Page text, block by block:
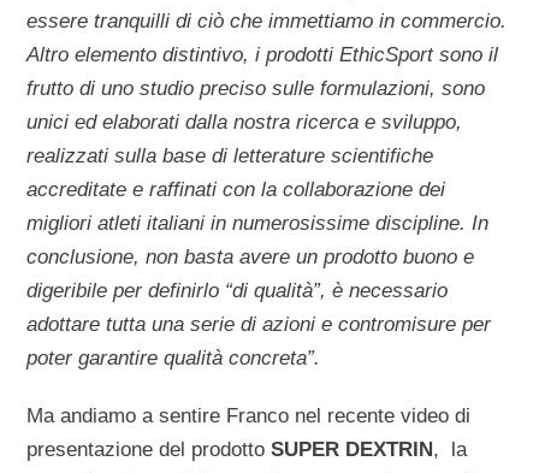
essere tranquilli di ciò che immettiamo in commercio.
Altro elemento distintivo, i prodotti EthicSport sono il
frutto di uno studio preciso sulle formulazioni, sono
unici ed elaborati dalla nostra ricerca e sviluppo,
realizzati sulla base di letterature scientifiche
accreditate e raffinati con la collaborazione dei
migliori atleti italiani in numerosissime discipline. In
conclusione, non basta avere un prodotto buono e
digeribile per definirlo “di qualità”, è necessario
adottare tutta una serie di azioni e contromisure per
poter garantire qualità concreta”.
Ma andiamo a sentire Franco nel recente video di
presentazione del prodottoSUPER DEXTRIN, la